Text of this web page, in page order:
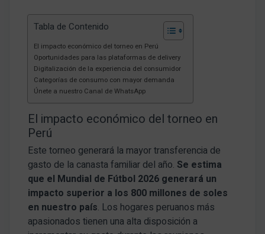
Tabla de Contenido
El impacto económico del torneo en Perú
Oportunidades para las plataformas de delivery
Digitalización de la experiencia del consumidor
Categorías de consumo con mayor demanda
Únete a nuestro Canal de WhatsApp
El impacto económico del torneo en
Perú
Este torneo generará la mayor transferencia de
gasto de la canasta familiar del año. Se estima
que el Mundial de Fútbol 2026 generará un
impacto superior a los 800 millones de soles
en nuestro país. Los hogares peruanos más
apasionados tienen una alta disposición a